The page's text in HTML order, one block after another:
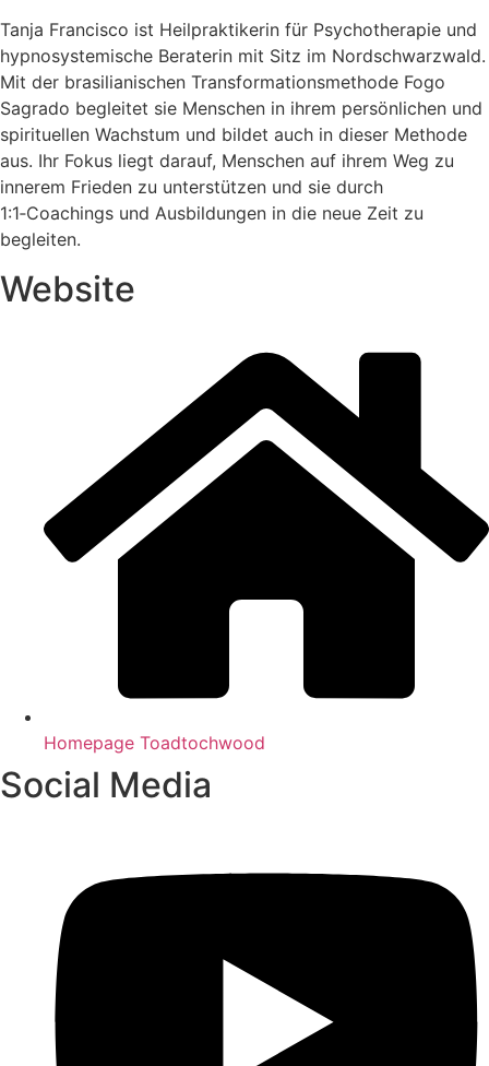
Tan­ja Fran­cis­co ist Heil­prak­ti­ke­rin für Psy­cho­the­ra­pie und
hyp­no­sys­te­mi­sche Bera­te­rin mit Sitz im Nord­schwarz­wald.
Mit der bra­si­lia­ni­schen Trans­for­ma­ti­ons­me­tho­de Fogo
Sagra­do beglei­tet sie Men­schen in ihrem per­sön­li­chen und
spi­ri­tu­el­len Wachs­tum und bil­det auch in die­ser Metho­de
aus. Ihr Fokus liegt dar­auf, Men­schen auf ihrem Weg zu
inne­rem Frie­den zu unter­stüt­zen und sie durch
1:1‑Coachings und Aus­bil­dun­gen in die neue Zeit zu
begleiten.
Website
Home­page Toadtochwood
Social Media